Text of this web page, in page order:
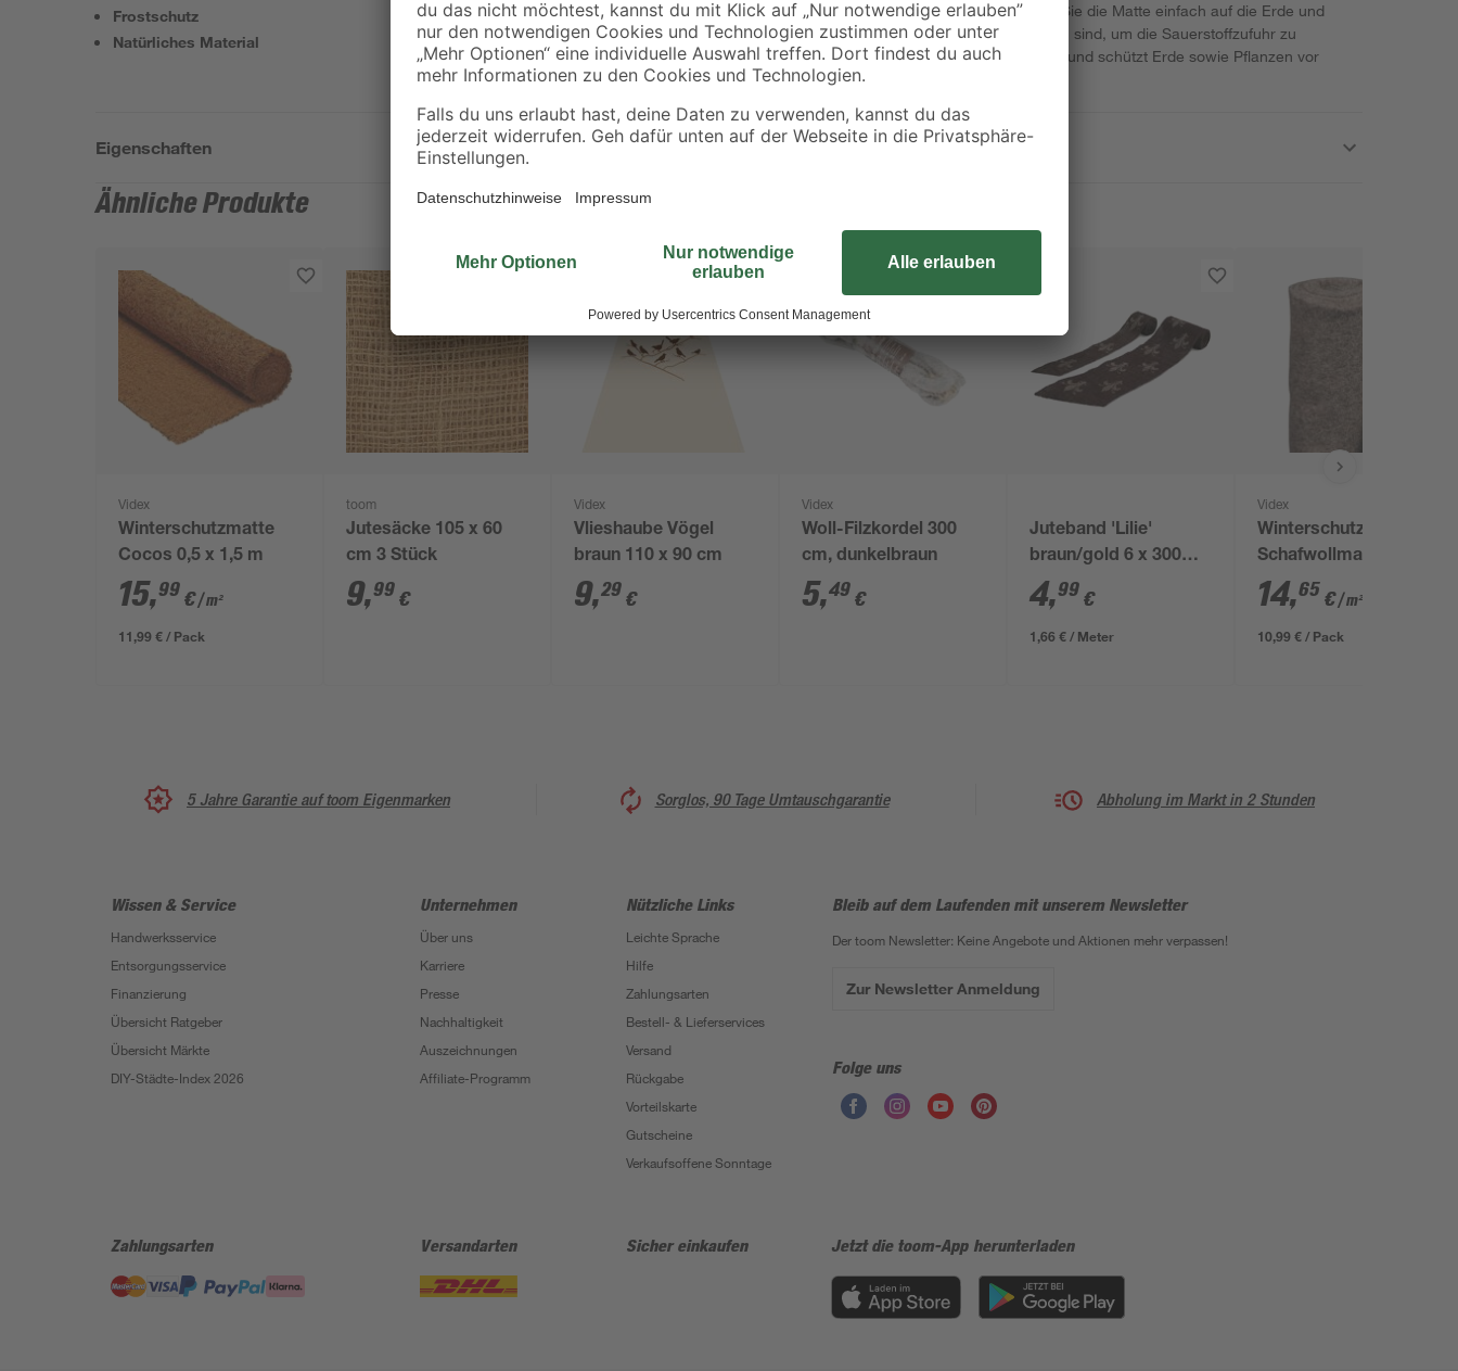
Frostschutz
Natürliches Material
von 50 cm und eine Länge von 150 cm. Legen Sie die Matte einfach auf die Erde und
öffnen Sie sie etwas an den Stellen, wo Pflanzen sind, um die Sauerstoffzufuhr zu
gewährleisten. Das Jutematerial wirkt isolierend und schützt Erde sowie Pflanzen vor
schädlichem Frost.
Eigenschaften
Ähnliche Produkte
Videx
Winterschutzmatte
Cocos 0,5 x 1,5 m
15,99 €/ m²
11,99 € / Pack
toom
Jutesäcke 105 x 60
cm 3 Stück
9,99 €
Videx
Vlieshaube Vögel
braun 110 x 90 cm
9,29 €
Videx
Woll-Filzkordel 300
cm, dunkelbraun
5,49 €
Juteband 'Lilie'
braun/gold 6 x 300
cm
4,99 €
1,66 € / Meter
Videx
Winterschutz-
Schafwollmatte
steinfarben 150 x 50
cm
14,65 €/ m²
10,99 € / Pack
5 Jahre Garantie auf toom Eigenmarken Sorglos, 90 Tage Umtauschgarantie Abholung im Markt in 2 Stunden
Wissen & Service
Handwerksservice
Entsorgungsservice
Finanzierung
Übersicht Ratgeber
Übersicht Märkte
DIY-Städte-Index 2026
Unternehmen
Über uns
Karriere
Presse
Nachhaltigkeit
Auszeichnungen
Affiliate-Programm
Nützliche Links
Leichte Sprache
Hilfe
Zahlungsarten
Bestell- & Lieferservices
Versand
Rückgabe
Vorteilskarte
Gutscheine
Verkaufsoffene Sonntage
Bleib auf dem Laufenden mit unserem Newsletter
Der toom Newsletter: Keine Angebote und Aktionen mehr verpassen!
Zur Newsletter Anmeldung
Folge uns
Zahlungsarten Versandarten Sicher einkaufen Jetzt die toom-App herunterladen